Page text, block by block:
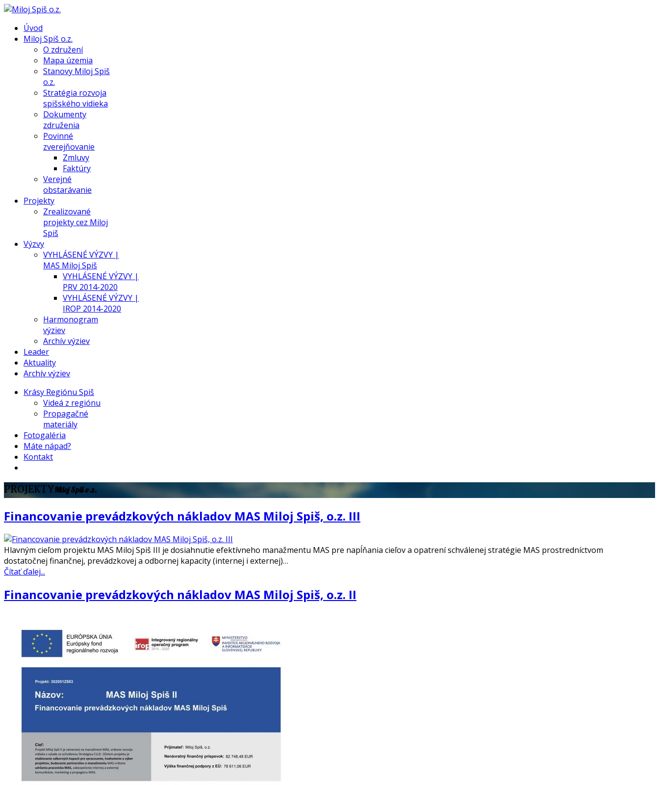
Úvod
Miloj Spiš o.z.
O združení
Mapa územia
Stanovy Miloj Spiš
o.z.
Stratégia rozvoja
spišského vidieka
Dokumenty
združenia
Povinné
zverejňovanie
Zmluvy
Faktúry
Verejné
obstarávanie
Projekty
Zrealizované
projekty cez Miloj
Spiš
Výzvy
VYHLÁSENÉ VÝZVY |
MAS Miloj Spiš
VYHLÁSENÉ VÝZVY |
PRV 2014-2020
VYHLÁSENÉ VÝZVY |
IROP 2014-2020
Harmonogram
výziev
Archív výziev
Leader
Aktuality
Archív výziev
Krásy Regiónu Spiš
Videá z regiónu
Propagačné
materiály
Fotogaléria
Máte nápad?
Kontakt
PROJEKTYMiloj Spiš o.z.
Financovanie prevádzkových nákladov MAS Miloj Spiš, o.z. III
Hlavným cieľom projektu MAS Miloj Spiš III je dosiahnutie efektívneho manažmentu MAS pre napĺňania cieľov a opatrení schválenej stratégie MAS prostredníctvom
dostatočnej finančnej, prevádzkovej a odbornej kapacity (internej i externej)…
Čítať ďalej...
Financovanie prevádzkových nákladov MAS Miloj Spiš, o.z. II